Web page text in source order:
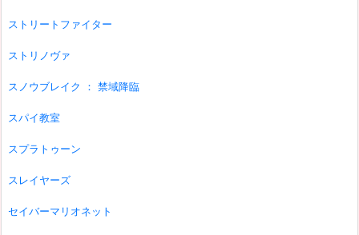
ストリートファイター
ストリノヴァ
スノウブレイク ： 禁域降臨
スパイ教室
スプラトゥーン
スレイヤーズ
セイバーマリオネット